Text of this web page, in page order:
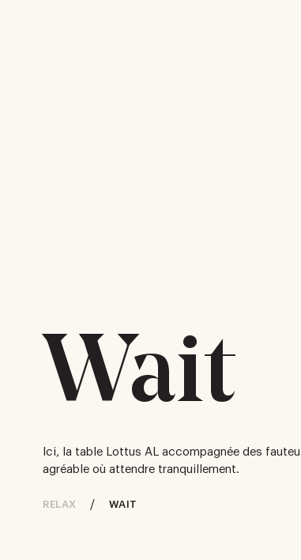
Wait
Ici, la table Lottus AL accompagnée des
agréable où attendre tranquillement.
RELAX / WAIT